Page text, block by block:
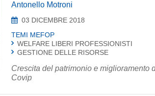
Antonello Motroni
03 DICEMBRE 2018
TEMI MEFOP
WELFARE LIBERI PROFESSIONISTI
GESTIONE DELLE RISORSE
Crescita del patrimonio e miglioramento
Covip